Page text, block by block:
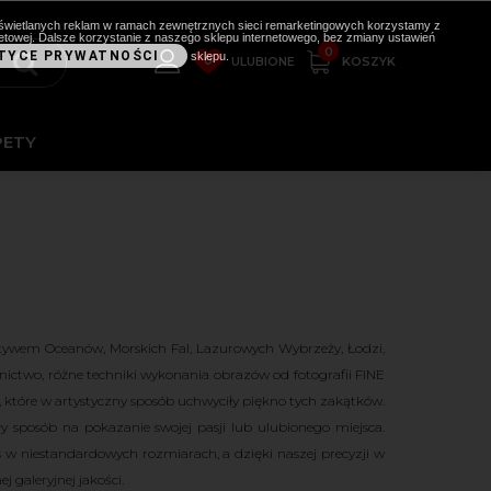
0 ULUBIONE
0
KOSZYK
Oceanów, Morskich Fal, Lazurowych Wybrzeży, Łodzi,
różne techniki wykonania obrazów od fotografii FINE
w artystyczny sposób uchwyciły piękno tych zakątków.
na pokazanie swojej pasji lub ulubionego miejsca.
niestandardowych rozmiarach, a dzięki naszej precyzji w
galeryjnej jakości.
reklam w ramach zewnętrznych sieci remarketingowych korzystamy z
Dalsze korzystanie z naszego sklepu internetowego, bez zmiany ustawień
PRYWATNOŚCI sklepu.